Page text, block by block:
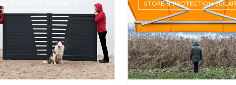
STORE & PROTECTION